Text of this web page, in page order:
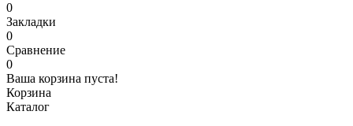
0
Закладки
0
Сравнение
0
Ваша корзина пуста!
Корзина
Каталог